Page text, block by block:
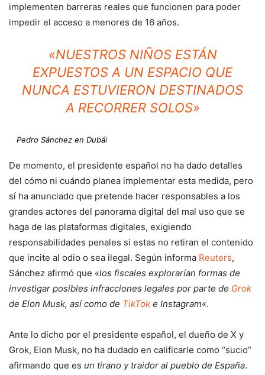
implementen barreras reales que funcionen para poder
impedir el acceso a menores de 16 años.
«NUESTROS NIÑOS ESTÁN
EXPUESTOS A UN ESPACIO QUE
NUNCA ESTUVIERON DESTINADOS
A RECORRER SOLOS»
Pedro Sánchez en Dubái
De momento, el presidente español no ha dado detalles
del cómo ni cuándo planea implementar esta medida, pero
sí ha anunciado que pretende hacer responsables a los
grandes actores del panorama digital del mal uso que se
haga de las plataformas digitales, exigiendo
responsabilidades penales si estas no retiran el contenido
que incite al odio o sea ilegal. Según informa Reuters,
Sánchez afirmó que «los fiscales explorarían formas de
investigar posibles infracciones legales por parte de Grok
de Elon Musk, así como de TikTok e Instagram«.
Ante lo dicho por el presidente español, el dueño de X y
Grok, Elon Musk, no ha dudado en calificarle como “sucio”
afirmando que es un tirano y traidor al pueblo de España.